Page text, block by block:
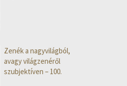
Zenék a nagyvilágból,
avagy világzenéről
szubjektíven – 100.